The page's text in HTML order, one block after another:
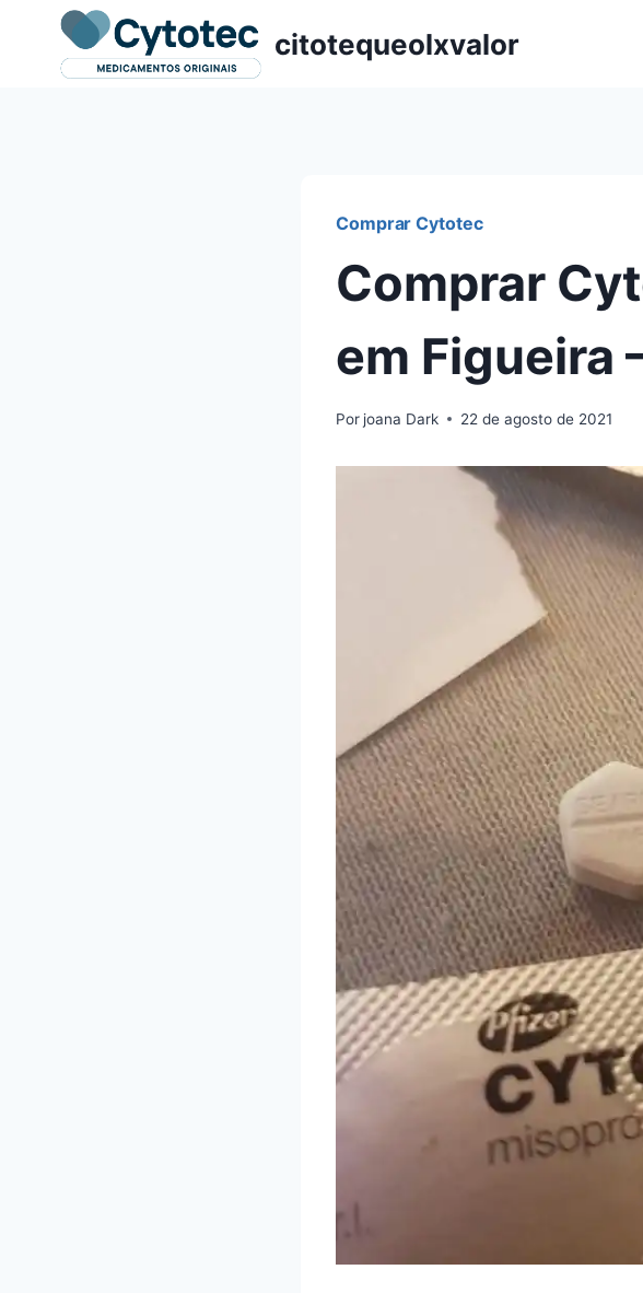
citotequeolxvalor
Comprar Cytotec
Comprar
em Figueira
Por joana Dark 22 de agosto de 2021